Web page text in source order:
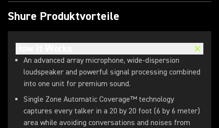
Shure Produktvorteile
An advanced array microphone, wide-dispersion
loudspeaker and powerful signal processing combined
into one unit for premium sound.
Single Zone Automatic Coverage™ technology
captures every talker in a 20 by 20 foot (6 by 6 meter)
area while avoiding conversations and noises from